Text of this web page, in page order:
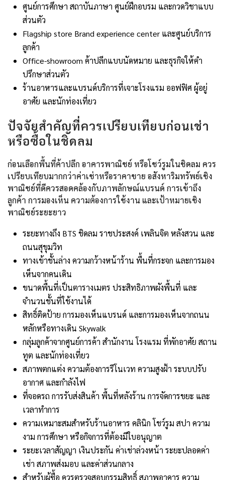
ศูนย์การศึกษา สถาบันภาษา ศูนย์ฝึกอบรม และกวดวิชาแบบ
ส่วนตัว
Flagship store Brand experience center และศูนย์บริการ
ลูกค้า
Office-showroom ค้าปลีกแบบนัดหมาย และธุรกิจให้คำ
ปรึกษาส่วนตัว
ร้านอาหารและแบรนด์บริการที่เจาะโรงแรม ออฟฟิศ ผู้อยู่
อาศัย และนักท่องเที่ยว
ปัจจัยสำคัญที่ควรเปรียบเทียบก่อนเช่า
หรือซื้อในชิดลม
ก่อนเลือกพื้นที่ค้าปลีก อาคารพาณิชย์ หรือโชว์รูมในชิดลม ควร
เปรียบเทียบมากกว่าค่าเช่าหรือราคาขาย อสังหาริมทรัพย์เชิง
พาณิชย์ที่ดีควรสอดคล้องกับภาพลักษณ์แบรนด์ การเข้าถึง
ลูกค้า การมองเห็น ความต้องการใช้งาน และเป้าหมายเชิง
พาณิชย์ระยะยาว
ระยะทางถึง BTS ชิดลม ราชประสงค์ เพลินจิต หลังสวน และ
ถนนสุขุมวิท
ทางเข้าชั้นล่าง ความกว้างหน้าร้าน พื้นที่กระจก และการมอง
เห็นจากคนเดิน
ขนาดพื้นที่เป็นตารางเมตร ประสิทธิภาพผังพื้นที่ และ
จำนวนชั้นที่ใช้งานได้
สิทธิ์ติดป้าย การมองเห็นแบรนด์ และการมองเห็นจากถนน
หลักหรือทางเดิน Skywalk
กลุ่มลูกค้าจากศูนย์การค้า สำนักงาน โรงแรม ที่พักอาศัย สถาน
ทูต และนักท่องเที่ยว
สภาพตกแต่ง ความต้องการรีโนเวท ความสูงฝ้า ระบบปรับ
อากาศ และกำลังไฟ
ที่จอดรถ การรับส่งสินค้า พื้นที่หลังร้าน การจัดการขยะ และ
เวลาทำการ
ความเหมาะสมสำหรับร้านอาหาร คลินิก โชว์รูม สปา ความ
งาม การศึกษา หรือกิจการที่ต้องมีใบอนุญาต
ระยะเวลาสัญญา เงินประกัน ค่าเช่าล่วงหน้า ระยะปลอดค่า
เช่า สภาพส่งมอบ และค่าส่วนกลาง
สำหรับผู้ซื้อ ควรตรวจสอบกรรมสิทธิ์ สภาพอาคาร ความ